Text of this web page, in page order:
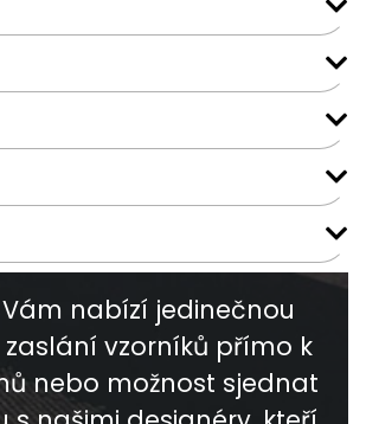
Vám nabízí jedinečnou
vzorníků přímo k
nebo možnost sjednat